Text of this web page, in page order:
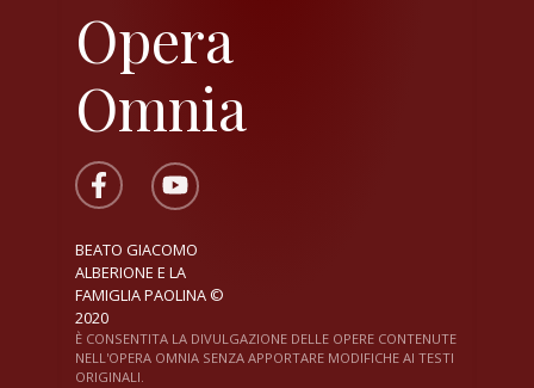
Opera
Omnia
BEATO GIACOMO
ALBERIONE E LA
FAMIGLIA PAOLINA ©
2020
È CONSENTITA LA DIVULGAZIONE DELLE OPERE CONTENUTE
NELL'OPERA OMNIA SENZA APPORTARE MODIFICHE AI TESTI
ORIGINALI.